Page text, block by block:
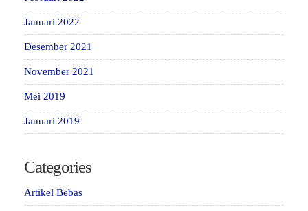
Januari 2022
Desember 2021
November 2021
Mei 2019
Januari 2019
Categories
Artikel Bebas